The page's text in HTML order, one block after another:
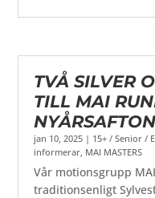
TVÅ SILVER
TILL MAI
jan 10, 2025 | 15+ / Senior /
informerar MAI MASTERS
Vår motionsgrupp
traditionsenligt